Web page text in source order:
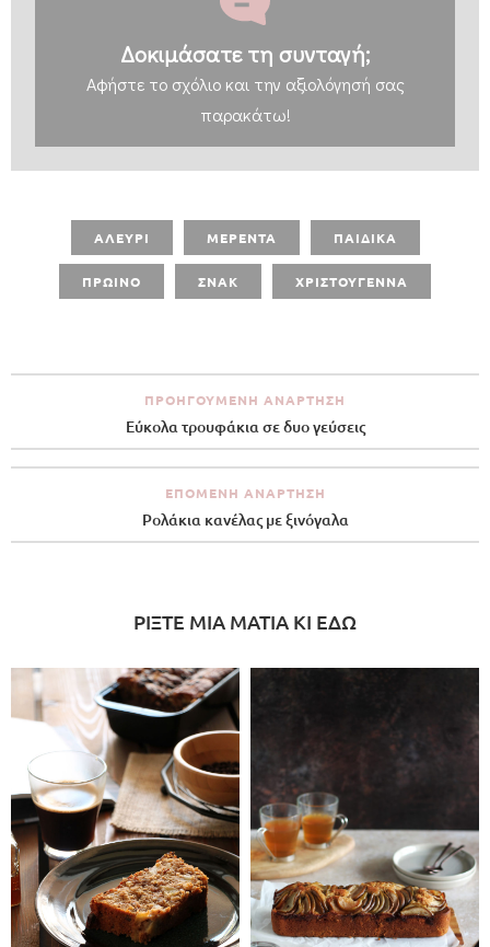
Δοκιμάσατε τη συνταγή;
Αφήστε το σχόλιο και την αξιολόγησή σας
παρακάτω!
ΑΛΕΥΡΙ ΜΕΡΕΝΤΑ ΠΑΙΔΙΚΑ
ΠΡΩΙΝΟ ΣΝΑΚ ΧΡΙΣΤΟΥΓΕΝΝΑ
ΠΡΟΗΓΟΎΜΕΝΗ ΑΝΆΡΤΗΣΗ
Εύκολα τρουφάκια σε δυο γεύσεις
ΕΠΌΜΕΝΗ ΑΝΆΡΤΗΣΗ
Ρολάκια κανέλας με ξινόγαλα
ΡΙΞΤΕ ΜΙΑ ΜΑΤΙΑ ΚΙ ΕΔΩ